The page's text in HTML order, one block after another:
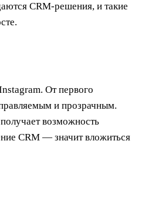
CRM-решения, и такие
От первого
и прозрачным.
возможность
CRM — значит вложиться